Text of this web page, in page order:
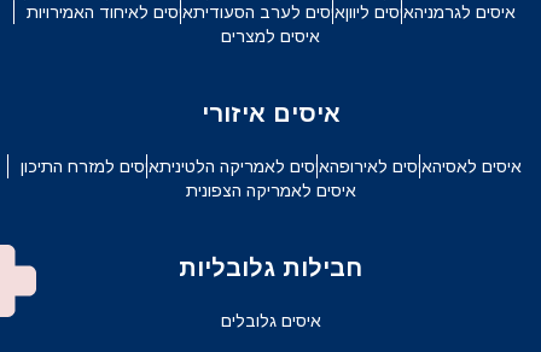
איסים לגרמניהאיסים ליווןאיסים לערב הסעודיתאיסים לאיחוד האמירויות
איסים למצרים
איסים איזורי
איסים לאסיהאיסים לאירופהאיסים לאמריקה הלטיניתאיסים למזרח התיכון
איסים לאמריקה הצפונית
חבילות גלובליות
איסים גלובלים